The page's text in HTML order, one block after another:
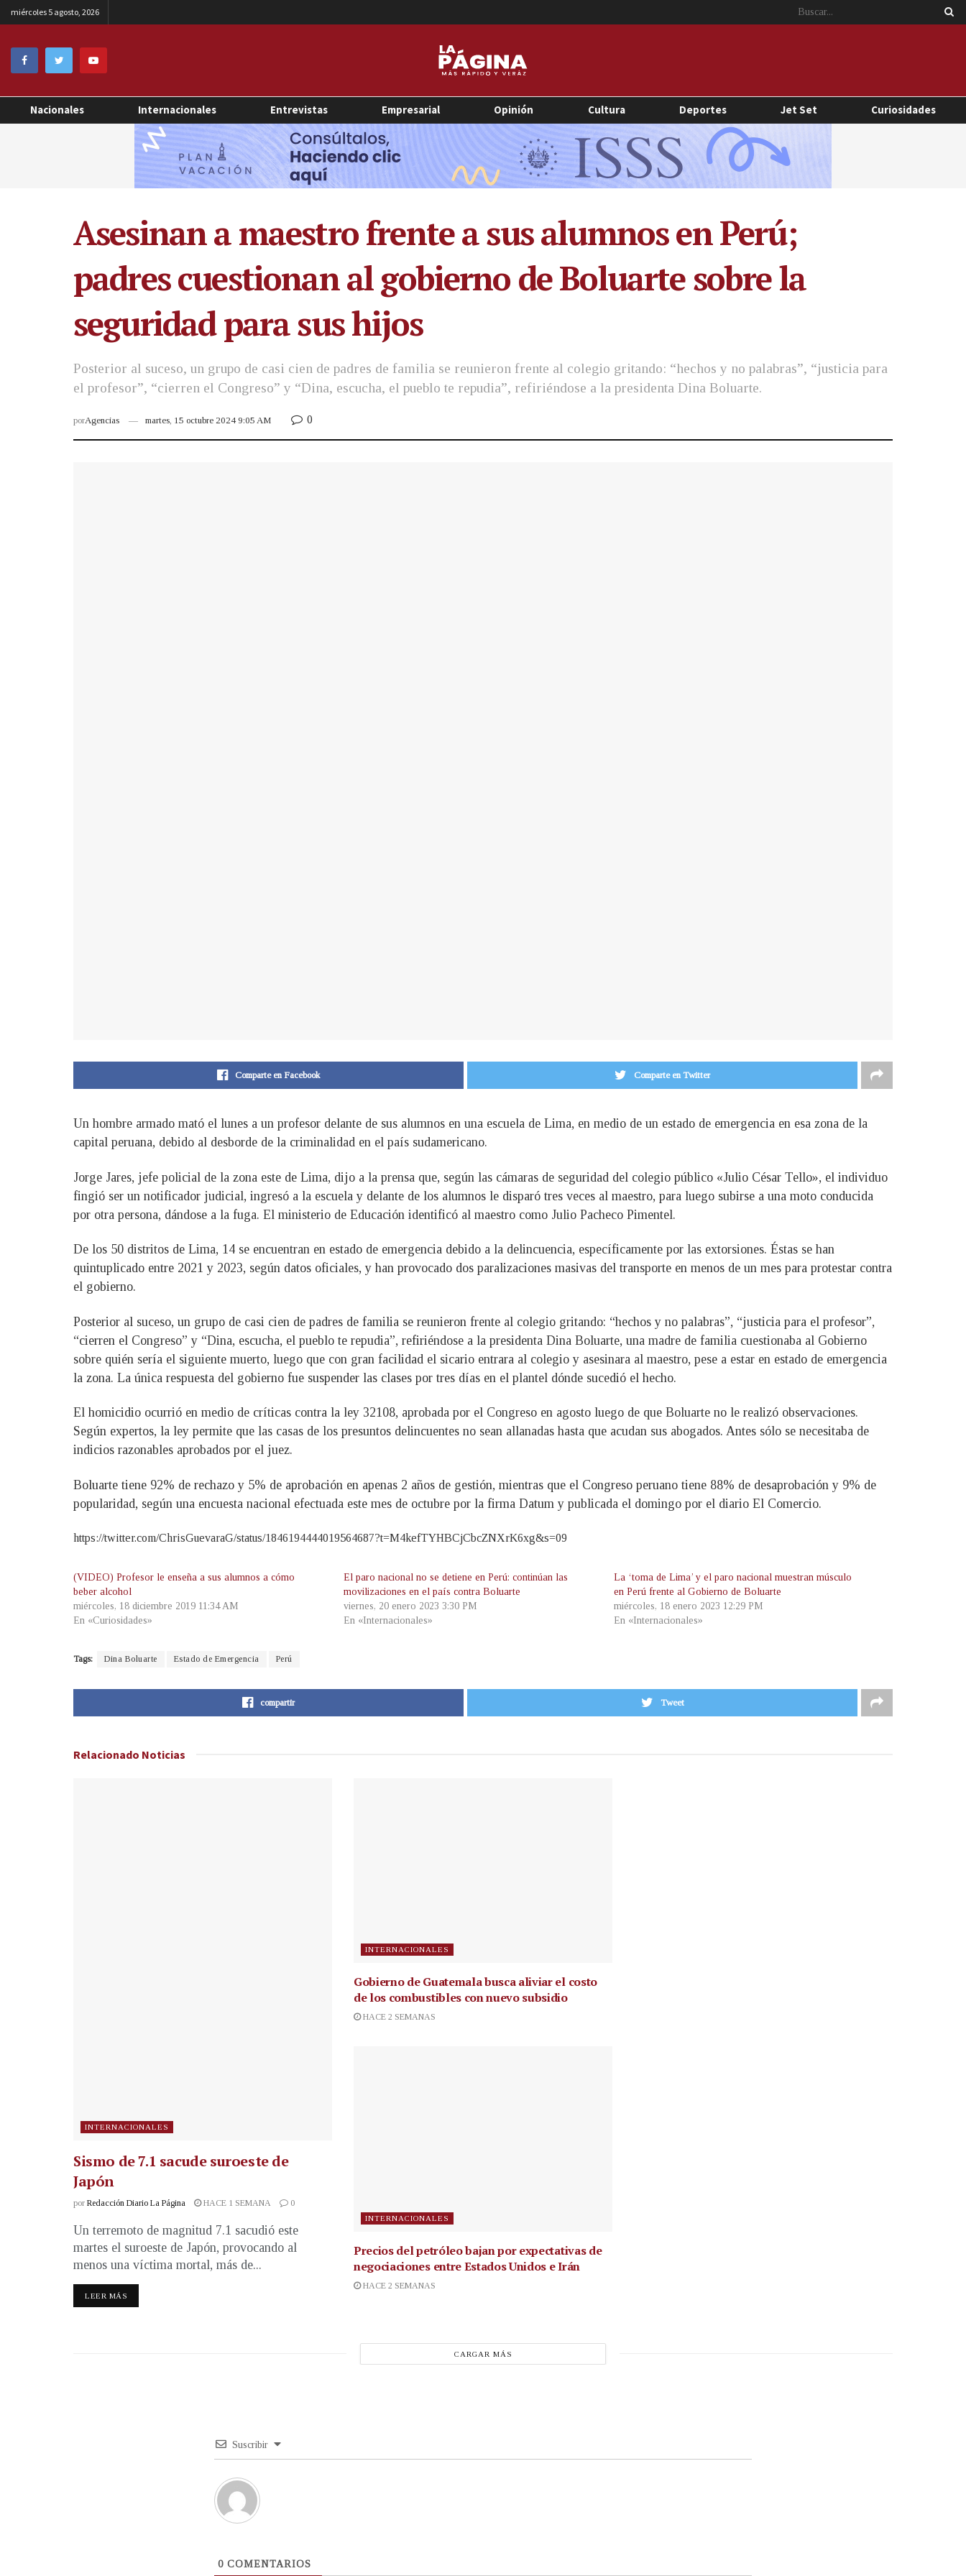
miércoles 5 agosto, 2026
Nacionales Internacionales Entrevistas Empresarial Opinión Cultura Deportes Jet Set Curiosidades
Asesinan a maestro frente a sus alumnos en Perú;
padres cuestionan al gobierno de Boluarte sobre la
seguridad para sus hijos
Posterior al suceso, un grupo de casi cien de padres de familia se reunieron frente al colegio gritando: “hechos y no palabras”, “justicia para
el profesor”, “cierren el Congreso” y “Dina, escucha, el pueblo te repudia”, refiriéndose a la presidenta Dina Boluarte.
porAgencias martes, 15 octubre 2024 9:05 AM 0
Comparte en Facebook Comparte en Twitter
Un hombre armado mató el lunes a un profesor delante de sus alumnos en una escuela de Lima, en medio de un estado de emergencia en esa zona de la
capital peruana, debido al desborde de la criminalidad en el país sudamericano.
Jorge Jares, jefe policial de la zona este de Lima, dijo a la prensa que, según las cámaras de seguridad del colegio público «Julio César Tello», el individuo
fingió ser un notificador judicial, ingresó a la escuela y delante de los alumnos le disparó tres veces al maestro, para luego subirse a una moto conducida
por otra persona, dándose a la fuga. El ministerio de Educación identificó al maestro como Julio Pacheco Pimentel.
De los 50 distritos de Lima, 14 se encuentran en estado de emergencia debido a la delincuencia, específicamente por las extorsiones. Éstas se han
quintuplicado entre 2021 y 2023, según datos oficiales, y han provocado dos paralizaciones masivas del transporte en menos de un mes para protestar contra
el gobierno.
Posterior al suceso, un grupo de casi cien de padres de familia se reunieron frente al colegio gritando: “hechos y no palabras”, “justicia para el profesor”,
“cierren el Congreso” y “Dina, escucha, el pueblo te repudia”, refiriéndose a la presidenta Dina Boluarte, una madre de familia cuestionaba al Gobierno
sobre quién sería el siguiente muerto, luego que con gran facilidad el sicario entrara al colegio y asesinara al maestro, pese a estar en estado de emergencia
la zona. La única respuesta del gobierno fue suspender las clases por tres días en el plantel dónde sucedió el hecho.
El homicidio ocurrió en medio de críticas contra la ley 32108, aprobada por el Congreso en agosto luego de que Boluarte no le realizó observaciones.
Según expertos, la ley permite que las casas de los presuntos delincuentes no sean allanadas hasta que acudan sus abogados. Antes sólo se necesitaba de
indicios razonables aprobados por el juez.
Boluarte tiene 92% de rechazo y 5% de aprobación en apenas 2 años de gestión, mientras que el Congreso peruano tiene 88% de desaprobación y 9% de
popularidad, según una encuesta nacional efectuada este mes de octubre por la firma Datum y publicada el domingo por el diario El Comercio.
https://twitter.com/ChrisGuevaraG/status/1846194444019564687?t=M4kefTYHBCjCbcZNXrK6xg&s=09
(VIDEO) Profesor le enseña a sus alumnos a cómo
beber alcohol
miércoles, 18 diciembre 2019 11:34 AM
En «Curiosidades»
El paro nacional no se detiene en Perú: continúan las
movilizaciones en el país contra Boluarte
viernes, 20 enero 2023 3:30 PM
En «Internacionales»
La ‘toma de Lima’ y el paro nacional muestran músculo
en Perú frente al Gobierno de Boluarte
miércoles, 18 enero 2023 12:29 PM
En «Internacionales»
Tags: Dina Boluarte Estado de Emergencia Perú
compartir Tweet
Relacionado Noticias
INTERNACIONALES
Sismo de 7.1 sacude suroeste de
Japón
por Redacción Diario La Página HACE 1 SEMANA 0
Un terremoto de magnitud 7.1 sacudió este
martes el suroeste de Japón, provocando al
menos una víctima mortal, más de...
LEER MÁS
INTERNACIONALES
Gobierno de Guatemala busca aliviar el costo
de los combustibles con nuevo subsidio
HACE 2 SEMANAS
INTERNACIONALES
Precios del petróleo bajan por expectativas de
negociaciones entre Estados Unidos e Irán
HACE 2 SEMANAS
CARGAR MÁS
Suscribir
0 COMENTARIOS